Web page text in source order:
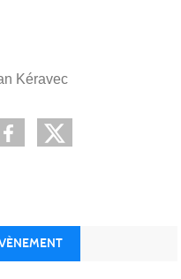
Kéravec